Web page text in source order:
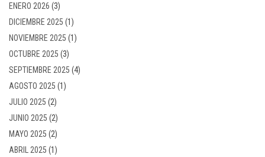
ENERO 2026 (3)
DICIEMBRE 2025 (1)
NOVIEMBRE 2025 (1)
OCTUBRE 2025 (3)
SEPTIEMBRE 2025 (4)
AGOSTO 2025 (1)
JULIO 2025 (2)
JUNIO 2025 (2)
MAYO 2025 (2)
ABRIL 2025 (1)